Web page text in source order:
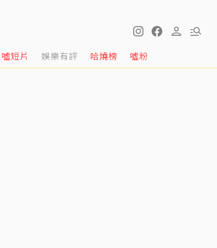
噓短片 娛樂有評 哈燒榜 噓粉